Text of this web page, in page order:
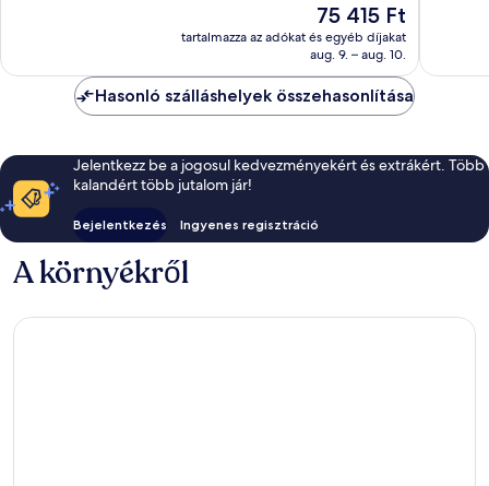
Az
ár
75 415 Ft
75 415 Ft
tartalmazza az adókat és egyéb díjakat
aug. 9. – aug. 10.
Hasonló szálláshelyek összehasonlítása
Jelentkezz be a jogosul kedvezményekért és extrákért. Több
kalandért több jutalom jár!
Bejelentkezés Ingyenes regisztráció
A környékről